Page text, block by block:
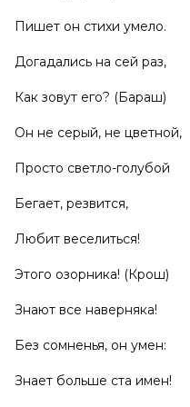
Пишет он стихи умело.
Догадались на сей раз,
Как зовут его? (Бараш)
Он не серый, не цветной,
Просто светло-голубой
Бегает, резвится,
Любит веселиться!
Этого озорника! (Крош)
Знают все наверняка!
Без сомненья, он умен:
Знает больше ста имен!